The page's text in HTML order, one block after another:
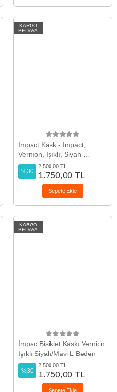
KARGO
BEDAVA
Impact Kask - Impact,
Vernıon, Işıklı, Siyah-
Kırmızı, M
%30
2.500,00 TL
1.750,00 TL
Sepete Ekle
KARGO
BEDAVA
İmpac Bisiklet Kaskı Vernion
Işıklı Siyah/Mavi L Beden
%30
2.500,00 TL
1.750,00 TL
Sepete Ekle